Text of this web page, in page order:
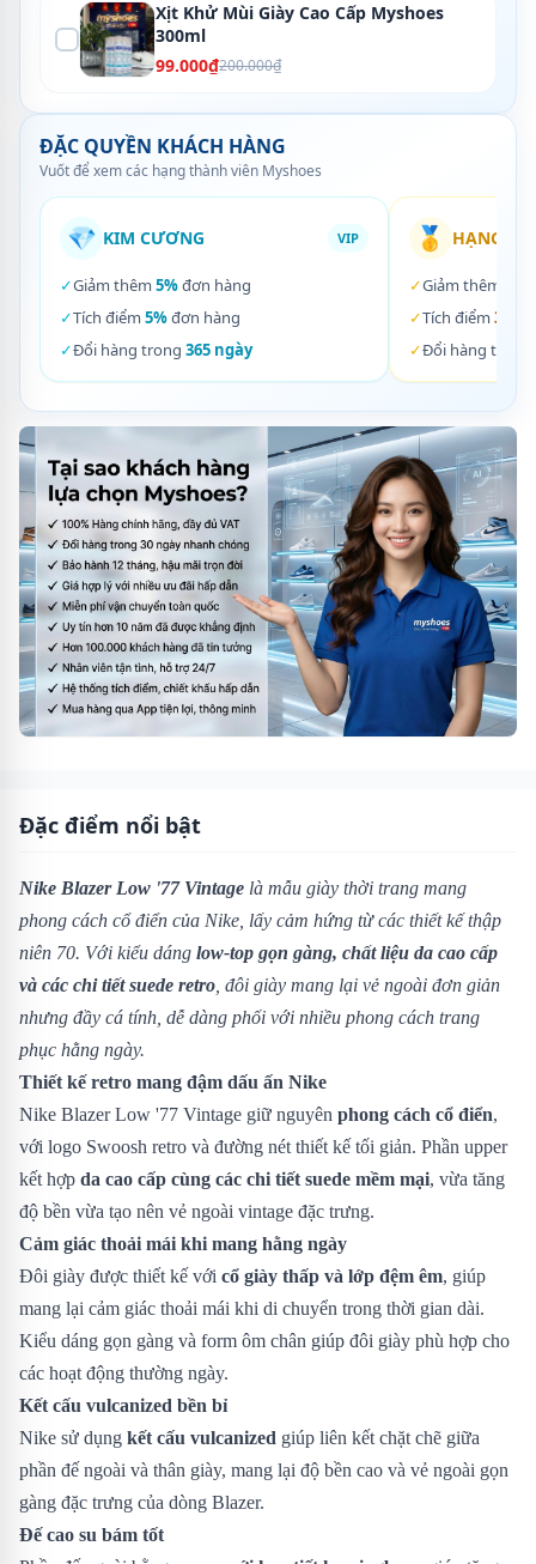
Xịt Khử Mùi Giày Cao Cấp Myshoes
300ml
99.000₫200.000₫
ĐẶC QUYỀN KHÁCH HÀNG
Vuốt để xem các hạng thành viên Myshoes
💎 KIM CƯƠNG VIP
✓Giảm thêm 5%đơn hàng
✓Tích điểm 5%đơn hàng
✓Đổi hàng trong 365 ngày
🥇 HẠNG
✓Giảm thêm
✓Tích điểm 3%
✓Đổi hàng trong
Đặc điểm nổi bật
Nike Blazer Low '77 Vintage là mẫu giày thời trang mang
phong cách cổ điển của Nike, lấy cảm hứng từ các thiết kế thập
niên 70. Với kiểu dáng low-top gọn gàng, chất liệu da cao cấp
và các chi tiết suede retro , đôi giày mang lại vẻ ngoài đơn giản
nhưng đầy cá tính, dễ dàng phối với nhiều phong cách trang
phục hằng ngày.
Thiết kế retro mang đậm dấu ấn Nike
Nike Blazer Low '77 Vintage giữ nguyên phong cách cổ điển,
với logo Swoosh retro và đường nét thiết kế tối giản. Phần upper
kết hợp da cao cấp cùng các chi tiết suede mềm mại, vừa tăng
độ bền vừa tạo nên vẻ ngoài vintage đặc trưng.
Cảm giác thoải mái khi mang hằng ngày
Đôi giày được thiết kế với cổ giày thấp và lớp đệm êm, giúp
mang lại cảm giác thoải mái khi di chuyển trong thời gian dài.
Kiểu dáng gọn gàng và form ôm chân giúp đôi giày phù hợp cho
các hoạt động thường ngày.
Kết cấu vulcanized bền bỉ
Nike sử dụng kết cấu vulcanized giúp liên kết chặt chẽ giữa
phần đế ngoài và thân giày, mang lại độ bền cao và vẻ ngoài gọn
gàng đặc trưng của dòng Blazer.
Đế cao su bám tốt